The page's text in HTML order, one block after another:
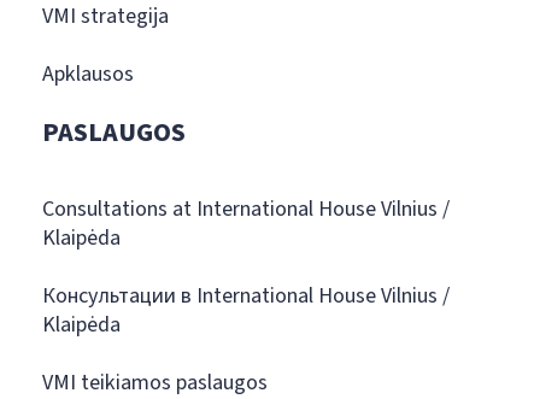
VMI strategija
Apklausos
PASLAUGOS
Consultations at International House Vilnius /
Klaipėda
Консультации в International House Vilnius /
Klaipėda
VMI teikiamos paslaugos